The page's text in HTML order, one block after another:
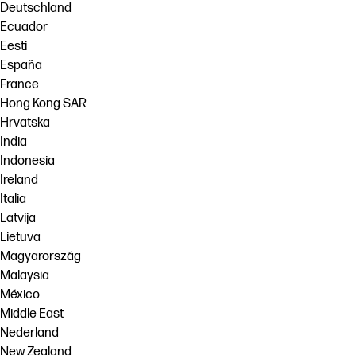
Deutschland
Ecuador
Eesti
España
France
Hong Kong SAR
Hrvatska
India
Indonesia
Ireland
Italia
Latvija
Lietuva
Magyarország
Malaysia
México
Middle East
Nederland